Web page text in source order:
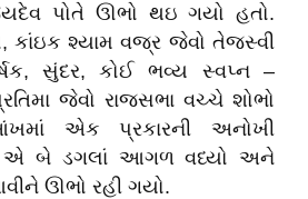
પોતે ઊભો થઇ ગયો હતો.
કાંઇક શ્યામ વજ્ર જેવો તેજસ્વી
સુંદર, કોઈ ભવ્ય સ્વપ્ન –
જેવો રાજસભા વચ્ચે શોભો
એક પ્રકારની અનોખી
એ બે ડગલાં આગળ વધ્યો અને
ઊભો રહી ગયો.